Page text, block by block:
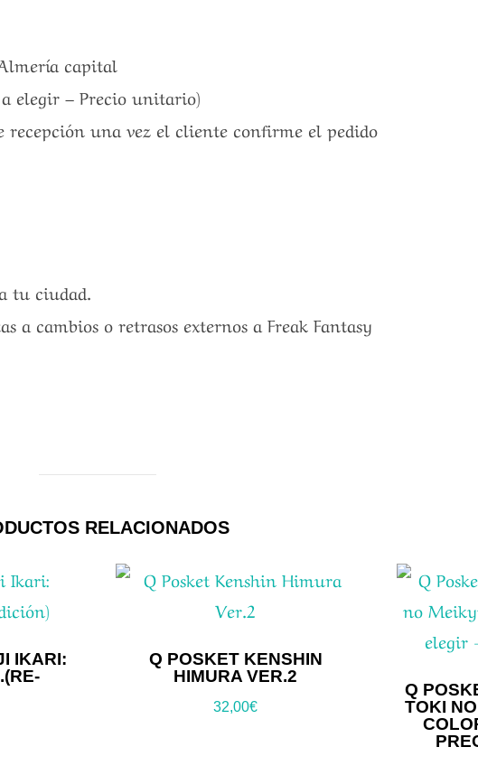
capital
a elegir – Precio unitario)
recepción una vez el cliente confirme el pedido
tu ciudad.
a cambios o retrasos externos a Freak Fantasy
RELACIONADOS
IKARI:
Q POSKET KENSHIN
HIMURA VER.2
32,00€
Q
TOKI